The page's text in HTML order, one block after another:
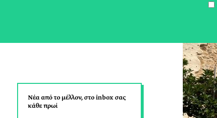
Νέα από το μέλλον, στο inbox σας
κάθε πρωί